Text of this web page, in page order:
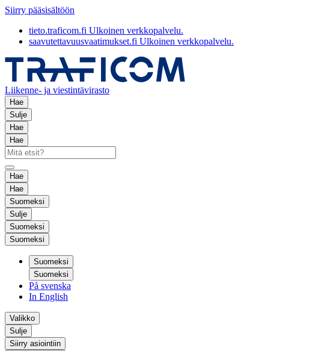
Siirry pääsisältöön
tieto.traficom.fi Ulkoinen verkkopalvelu.
saavutettavuusvaatimukset.fi Ulkoinen verkkopalvelu.
Liikenne- ja viestintävirasto
Hae
Sulje
Hae
Hae
Hae
Hae
Suomeksi
Sulje
Suomeksi
Suomeksi
Suomeksi
Suomeksi
På svenska
In English
Valikko
Sulje
Siirry asiointiin